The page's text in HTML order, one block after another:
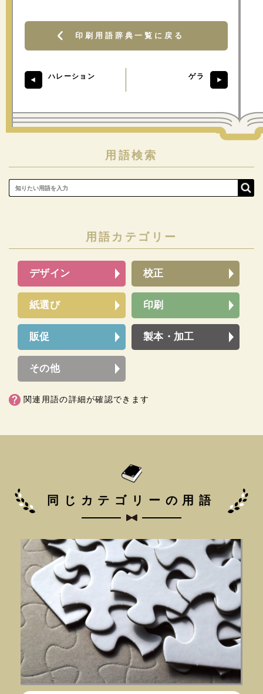
印刷用語辞典一覧に戻る
ハレーション ゲラ
用語検索
用語カテゴリー
デザイン 校正
紙選び 印刷
販促 製本・加工
その他
関連用語の詳細が確認できます
同じカテゴリーの用語